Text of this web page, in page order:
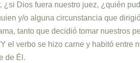
¿si Dios fuera nuestro juez, ¿quién
y/o alguna circunstancia que
tanto que decidió tomar nuestros
el verbo se hizo carne y habitó entre
de Él.